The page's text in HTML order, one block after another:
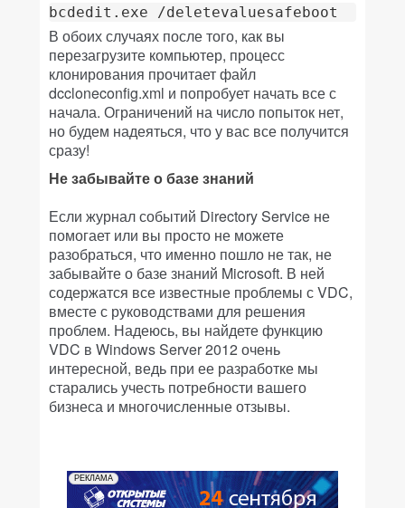
bcdedit.exe /deletevaluesafeboot
В обоих случаях после того, как вы
перезагрузите компьютер, процесс
клонирования прочитает файл
dccloneconfig.xml и попробует начать все с
начала. Ограничений на число попыток нет,
но будем надеяться, что у вас все получится
сразу!
Не забывайте о базе знаний
Если журнал событий Directory Service не
помогает или вы просто не можете
разобраться, что именно пошло не так, не
забывайте о базе знаний Microsoft. В ней
содержатся все известные проблемы с VDC,
вместе с руководствами для решения
проблем. Надеюсь, вы найдете функцию
VDC в Windows Server 2012 очень
интересной, ведь при ее разработке мы
старались учесть потребности вашего
бизнеса и многочисленные отзывы.
РЕКЛАМА